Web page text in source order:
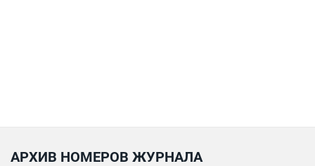
АРХИВ НОМЕРОВ ЖУРНАЛА